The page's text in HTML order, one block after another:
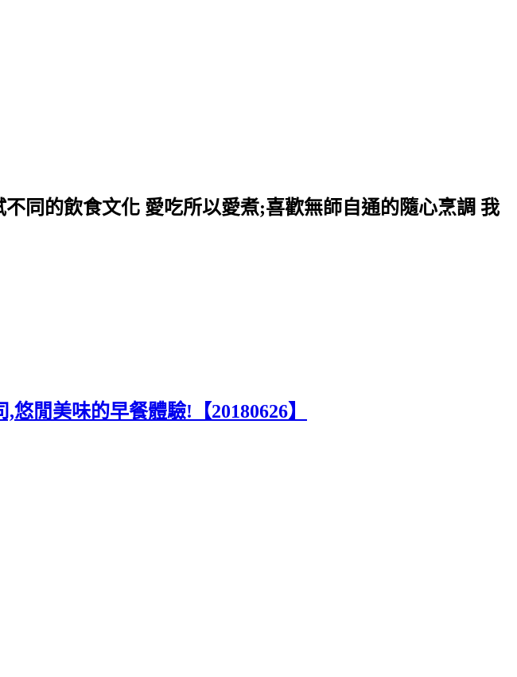
同的飲食文化 愛吃所以愛煮;喜歡無師自通的隨心烹調 我
閒美味的早餐體驗!【20180626】